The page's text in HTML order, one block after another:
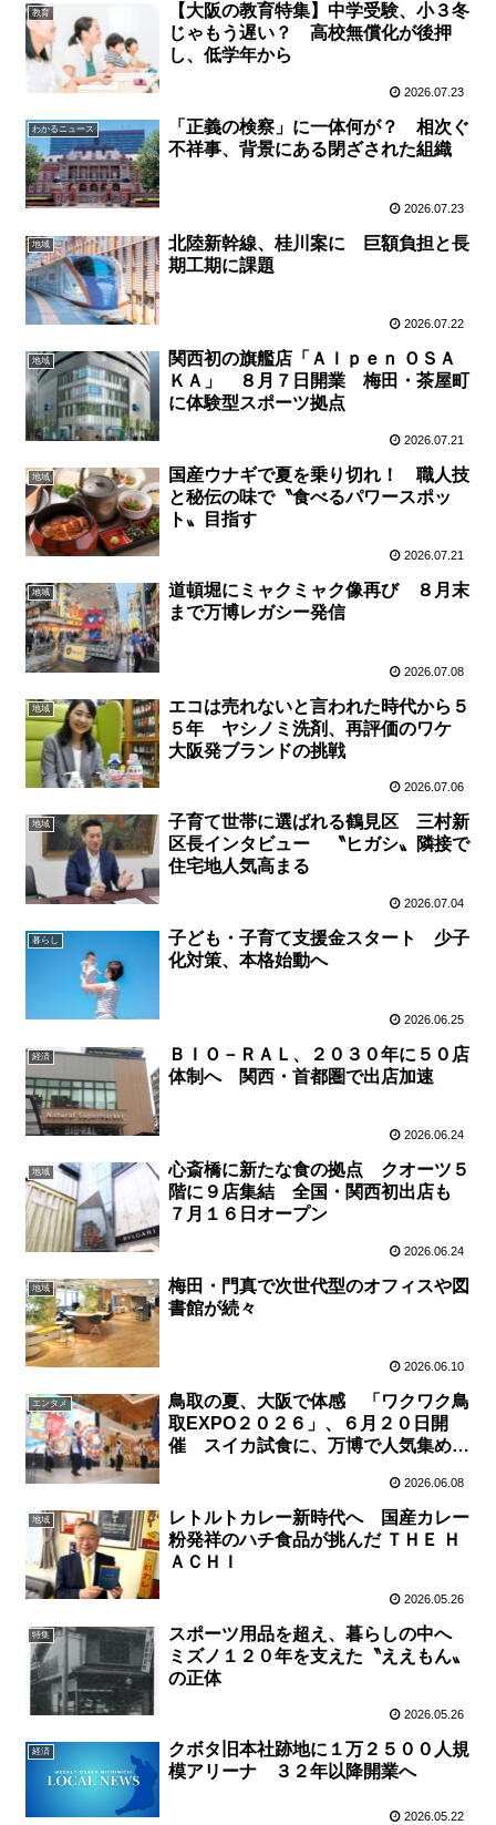
教育
【大阪の教育特集】中学受験、小３冬
じゃもう遅い？ 高校無償化が後押
し、低学年から
2026.07.23
わかるニュース
「正義の検察」に一体何が？ 相次ぐ
不祥事、背景にある閉ざされた組織
2026.07.23
地域
北陸新幹線、桂川案に 巨額負担と長
期工期に課題
2026.07.22
地域
関西初の旗艦店「Ａｌｐｅｎ ＯＳＡ
ＫＡ」 ８月７日開業 梅田・茶屋町
に体験型スポーツ拠点
2026.07.21
地域
国産ウナギで夏を乗り切れ！ 職人技
と秘伝の味で〝食べるパワースポッ
ト〟目指す
2026.07.21
地域
道頓堀にミャクミャク像再び ８月末
まで万博レガシー発信
2026.07.08
地域
エコは売れないと言われた時代から５
５年 ヤシノミ洗剤、再評価のワケ
大阪発ブランドの挑戦
2026.07.06
地域
子育て世帯に選ばれる鶴見区 三村新
区長インタビュー 〝ヒガシ〟隣接で
住宅地人気高まる
2026.07.04
暮らし
子ども・子育て支援金スタート 少子
化対策、本格始動へ
2026.06.25
経済
ＢＩＯ－ＲＡＬ、２０３０年に５０店
体制へ 関西・首都圏で出店加速
2026.06.24
地域
心斎橋に新たな食の拠点 クオーツ５
階に９店集結 全国・関西初出店も
７月１６日オープン
2026.06.24
地域
梅田・門真で次世代型のオフィスや図
書館が続々
2026.06.10
エンタメ
鳥取の夏、大阪で体感 「ワクワク鳥
取EXPO２０２６」、６月２０日開
催 スイカ試食に、万博で人気集めた
2026.06.08
地域
レトルトカレー新時代へ 国産カレー
粉発祥のハチ食品が挑んだ ＴＨＥ Ｈ
ＡＣＨＩ
2026.05.26
特集
スポーツ用品を超え、暮らしの中へ
ミズノ１２０年を支えた〝ええもん〟
の正体
2026.05.26
経済
クボタ旧本社跡地に１万２５００人規
模アリーナ ３２年以降開業へ
2026.05.22